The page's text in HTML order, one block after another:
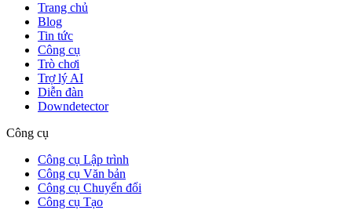
Trang chủ
Blog
Tin tức
Công cụ
Trò chơi
Trợ lý AI
Diễn đàn
Downdetector
Công cụ
Công cụ Lập trình
Công cụ Văn bản
Công cụ Chuyển đổi
Công cụ Tạo